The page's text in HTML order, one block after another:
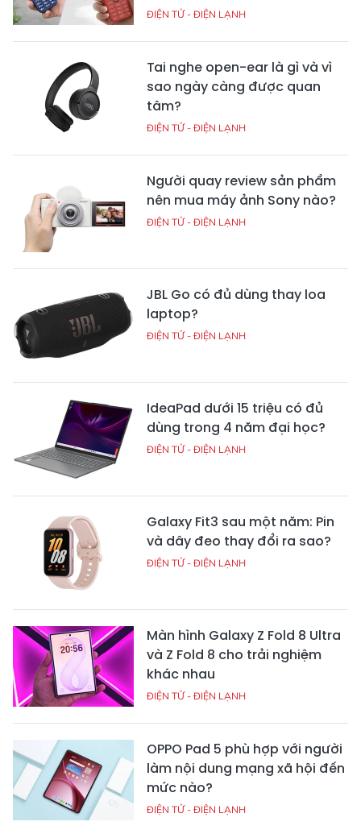
ĐIỆN TỬ - ĐIỆN LẠNH
Tai nghe open-ear là gì và vì
sao ngày càng được quan
tâm?
ĐIỆN TỬ - ĐIỆN LẠNH
Người quay review sản phẩm
nên mua máy ảnh Sony nào?
ĐIỆN TỬ - ĐIỆN LẠNH
JBL Go có đủ dùng thay loa
laptop?
ĐIỆN TỬ - ĐIỆN LẠNH
IdeaPad dưới 15 triệu có đủ
dùng trong 4 năm đại học?
ĐIỆN TỬ - ĐIỆN LẠNH
Galaxy Fit3 sau một năm: Pin
và dây đeo thay đổi ra sao?
ĐIỆN TỬ - ĐIỆN LẠNH
Màn hình Galaxy Z Fold 8 Ultra
và Z Fold 8 cho trải nghiệm
khác nhau
ĐIỆN TỬ - ĐIỆN LẠNH
OPPO Pad 5 phù hợp với người
làm nội dung mạng xã hội đến
mức nào?
ĐIỆN TỬ - ĐIỆN LẠNH